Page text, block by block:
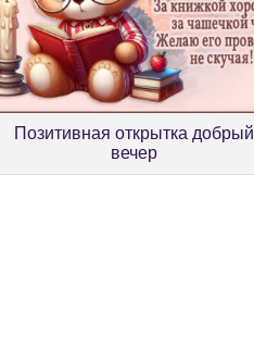
Позитивная открытка добрый
вечер